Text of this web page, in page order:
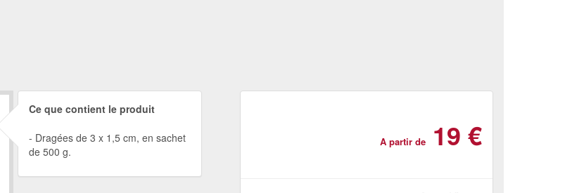
Ce que contient le produit
Dragées de 3 x 1,5 cm, en sachet
de 500 g.
A partir de 19 €